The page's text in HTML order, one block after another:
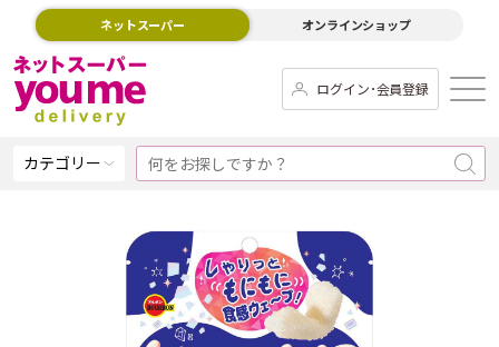
ネットスーパー オンラインショップ
ログイン･会員登録
カテゴリー